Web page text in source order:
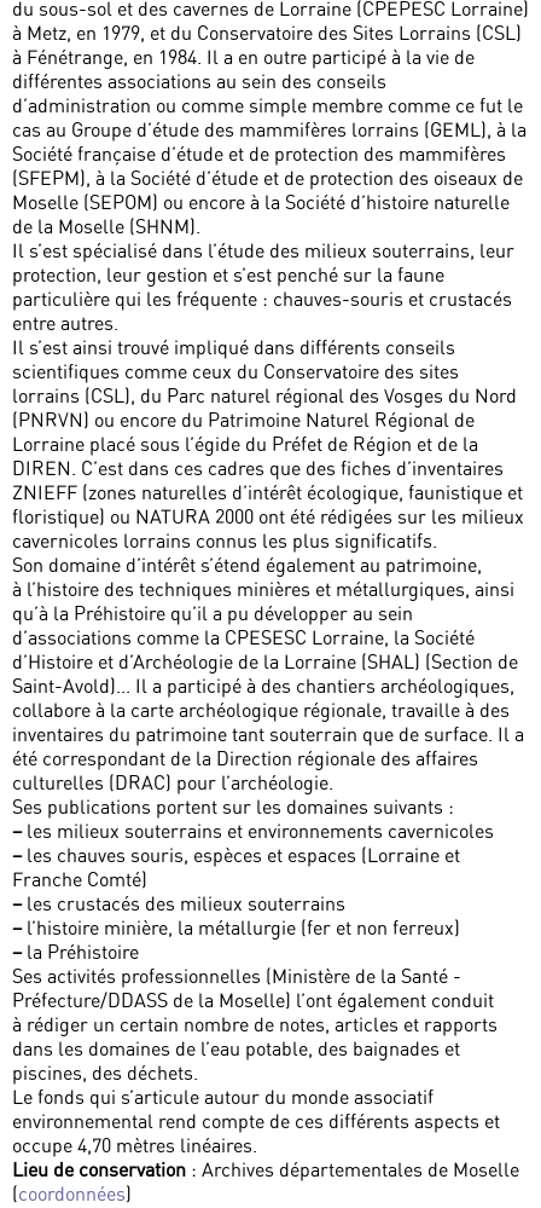
du sous-sol et des cavernes de Lorraine (CPEPESC Lorraine)
à Metz, en 1979, et du Conservatoire des Sites Lorrains (CSL)
à Fénétrange, en 1984. Il a en outre participé à la vie de
différentes associations au sein des conseils
d’administration ou comme simple membre comme ce fut le
cas au Groupe d’étude des mammifères lorrains (GEML), à la
Société française d’étude et de protection des mammifères
(SFEPM), à la Société d’étude et de protection des oiseaux de
Moselle (SEPOM) ou encore à la Société d’histoire naturelle
de la Moselle (SHNM).
Il s’est spécialisé dans l’étude des milieux souterrains, leur
protection, leur gestion et s’est penché sur la faune
particulière qui les fréquente : chauves-souris et crustacés
entre autres.
Il s’est ainsi trouvé impliqué dans différents conseils
scientifiques comme ceux du Conservatoire des sites
lorrains (CSL), du Parc naturel régional des Vosges du Nord
(PNRVN) ou encore du Patrimoine Naturel Régional de
Lorraine placé sous l’égide du Préfet de Région et de la
DIREN. C’est dans ces cadres que des fiches d’inventaires
ZNIEFF (zones naturelles d’intérêt écologique, faunistique et
floristique) ou NATURA 2000 ont été rédigées sur les milieux
cavernicoles lorrains connus les plus significatifs.
Son domaine d’intérêt s’étend également au patrimoine,
à l’histoire des techniques minières et métallurgiques, ainsi
qu’à la Préhistoire qu’il a pu développer au sein
d’associations comme la CPESESC Lorraine, la Société
d’Histoire et d’Archéologie de la Lorraine (SHAL) (Section de
Saint-Avold)... Il a participé à des chantiers archéologiques,
collabore à la carte archéologique régionale, travaille à des
inventaires du patrimoine tant souterrain que de surface. Il a
été correspondant de la Direction régionale des affaires
culturelles (DRAC) pour l’archéologie.
Ses publications portent sur les domaines suivants :
–les milieux souterrains et environnements cavernicoles
–les chauves souris, espèces et espaces (Lorraine et
Franche Comté)
–les crustacés des milieux souterrains
–l’histoire minière, la métallurgie (fer et non ferreux)
–la Préhistoire
Ses activités professionnelles (Ministère de la Santé -
Préfecture/DDASS de la Moselle) l’ont également conduit
à rédiger un certain nombre de notes, articles et rapports
dans les domaines de l’eau potable, des baignades et
piscines, des déchets.
Le fonds qui s’articule autour du monde associatif
environnemental rend compte de ces différents aspects et
occupe 4,70 mètres linéaires.
Lieu de conservation : Archives départementales de Moselle
(coordonnées)